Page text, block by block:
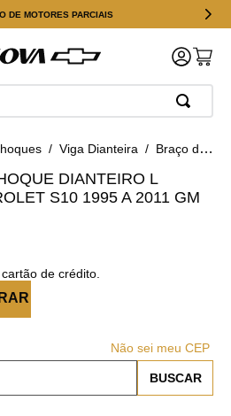
DE MOTORES PARCIAIS
Viga Dianteira Braço do Parachoque Dianteiro L Esquerdo Chevrolet S10 1995 a 2011 Gm 93382375
DIANTEIRO L
S10 1995 A 2011 GM
de crédito.
Não sei meu CEP